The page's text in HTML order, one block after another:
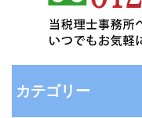
カテゴリー